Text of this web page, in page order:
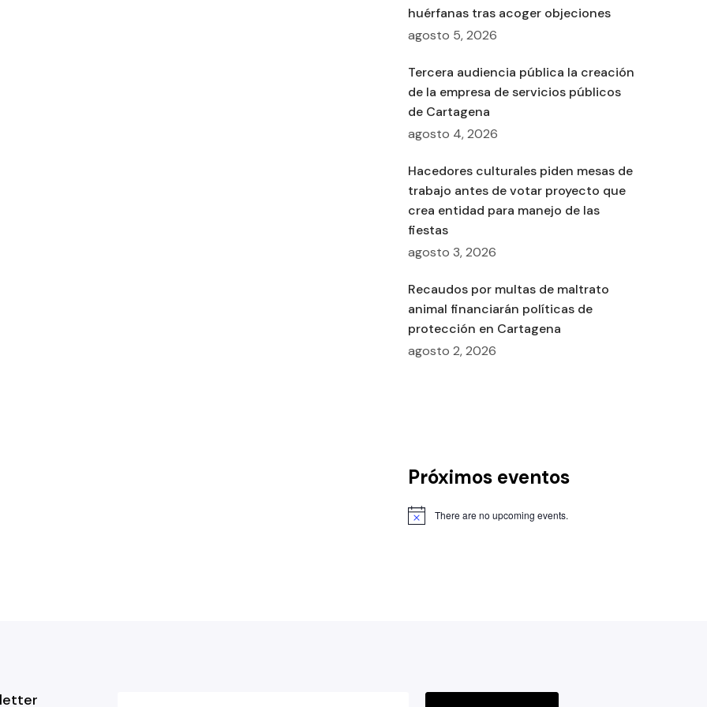
huérfanas tras acoger objeciones
agosto 5, 2026
Tercera audiencia pública la creación
de la empresa de servicios públicos
de Cartagena
agosto 4, 2026
Hacedores culturales piden mesas de
trabajo antes de votar proyecto que
crea entidad para manejo de las
fiestas
agosto 3, 2026
Recaudos por multas de maltrato
animal financiarán políticas de
protección en Cartagena
agosto 2, 2026
Próximos eventos
There are no upcoming events.